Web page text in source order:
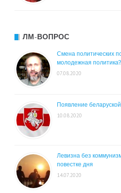
ЛМ-ВОПРОС
Смена политических
молодежная политика?
07.08.2020
Появление
10.08.2020
Левизна без
повестке дня
14.07.2020